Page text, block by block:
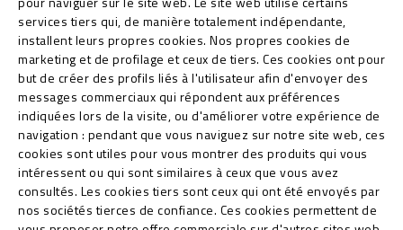
services tiers qui, de manière totalement indépendante,
installent leurs propres cookies. Nos propres cookies de
marketing et de profilage et ceux de tiers. Ces cookies ont pour
but de créer des profils liés à l'utilisateur afin d'envoyer des
messages commerciaux qui répondent aux préférences
indiquées lors de la visite, ou d'améliorer votre expérience de
navigation : pendant que vous naviguez sur notre site web, ces
cookies sont utiles pour vous montrer des produits qui vous
intéressent ou qui sont similaires à ceux que vous avez
consultés. Les cookies tiers sont ceux qui ont été envoyés par
nos sociétés tierces de confiance. Ces cookies permettent de